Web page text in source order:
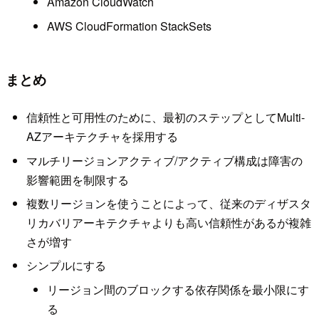
AWS CloudFormation StackSets
まとめ
信頼性と可用性のために、最初のステップとしてMulti-
AZアーキテクチャを採用する
マルチリージョンアクティブ/アクティブ構成は障害の
影響範囲を制限する
複数リージョンを使うことによって、従来のディザスタ
リカバリアーキテクチャよりも高い信頼性があるが複雑
さが増す
シンプルにする
リージョン間のブロックする依存関係を最小限にす
る